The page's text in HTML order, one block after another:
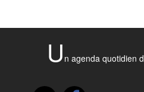
U n agenda quotidien